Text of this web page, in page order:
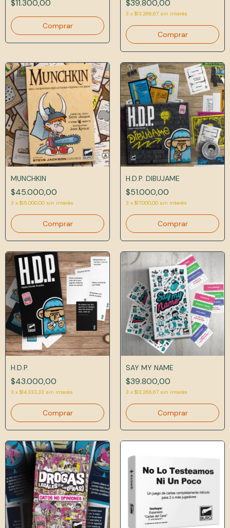
$11.300,00 $39.800,00
3 x $13.266,67 sin interés
MUNCHKIN
$45.000,00
3 x $15.000,00 sin interés
H.D.P. DIBUJAME
$51.000,00
3 x $17.000,00 sin interés
H.D.P.
$43.000,00
3 x $14.333,33 sin interés
SAY MY NAME
$39.800,00
3 x $13.266,67 sin interés